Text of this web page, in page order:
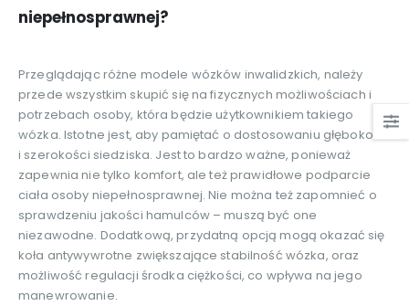
niepełnosprawnej?
Przeglądając różne modele wózków inwalidzkich, należy
przede wszystkim skupić się na fizycznych możliwościach i
potrzebach osoby, która będzie użytkownikiem takiego
wózka. Istotne jest, aby pamiętać o dostosowaniu głębokości
i szerokości siedziska. Jest to bardzo ważne, ponieważ
zapewnia nie tylko komfort, ale też prawidłowe podparcie
ciała osoby niepełnosprawnej. Nie można też zapomnieć o
sprawdzeniu jakości hamulców – muszą być one
niezawodne. Dodatkową, przydatną opcją mogą okazać się
koła antywywrotne zwiększające stabilność wózka, oraz
możliwość regulacji środka ciężkości, co wpływa na jego
manewrowanie.